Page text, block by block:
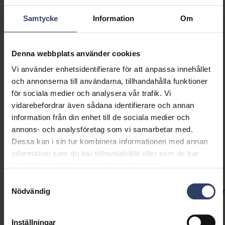
Samtycke Information Om
Denna webbplats använder cookies
Vi använder enhetsidentifierare för att anpassa innehållet
och annonserna till användarna, tillhandahålla funktioner
för sociala medier och analysera vår trafik. Vi
vidarebefordrar även sådana identifierare och annan
information från din enhet till de sociala medier och
annons- och analysföretag som vi samarbetar med.
Dessa kan i sin tur kombinera informationen med annan
information som du har tillhandahållit eller som de har
Nödvändig
Inställningar
sig för torra inomhusutrymmen i hem och
offentliga lokaler. Lätt utanpåliggande eller
halvinfälld montering. Lampans färgtemperatur
3000 K, 4000 K eller 6500 K. Fördelen med
Flex Multi-serien är dess mycket låga profil och
justerbara fjäderfäste som möjliggör
installation i färdiga hål av olika storlek (55–
250 mm), beroende på produktens storlek.
Lampstommens låga profil och möjligheten att
installera lampan i hål av olika storlekar gör
lampan till ett utmärkt val för
modell.
6435200289452
Kod
9610520
Teknisk information
Koder Produktversioner Teknisk